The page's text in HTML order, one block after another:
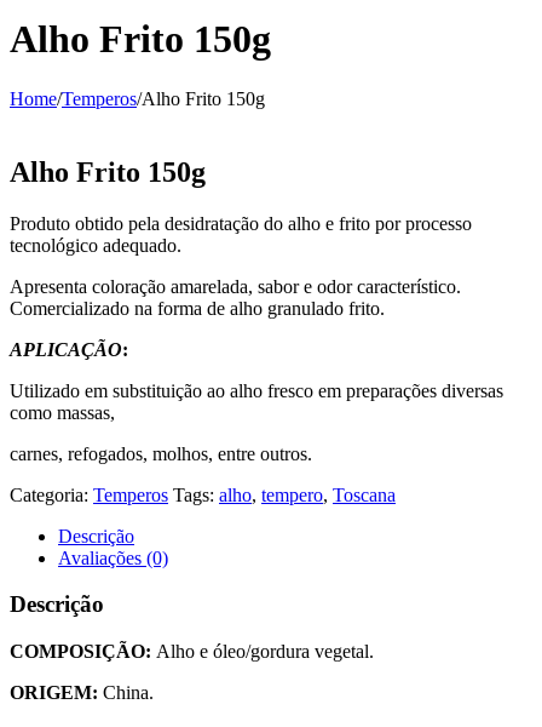
Alho Frito 150g
Home/Temperos/Alho Frito 150g
Alho Frito 150g
Produto obtido pela desidratação do alho e frito por processo
tecnológico adequado.
Apresenta coloração amarelada, sabor e odor característico.
Comercializado na forma de alho granulado frito.
APLICAÇÃO:
Utilizado em substituição ao alho fresco em preparações diversas
como massas,
carnes, refogados, molhos, entre outros.
Categoria: Temperos Tags: alho, tempero, Toscana
Descrição
Avaliações (0)
Descrição
COMPOSIÇÃO: Alho e óleo/gordura vegetal.
ORIGEM: China.